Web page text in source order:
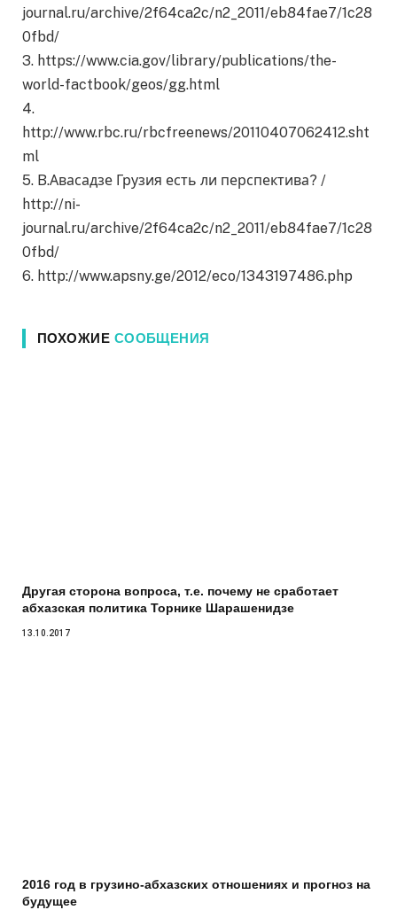
journal.ru/archive/2f64ca2c/n2_2011/eb84fae7/1c28
0fbd/
3. https://www.cia.gov/library/publications/the-
world-factbook/geos/gg.html
4.
http://www.rbc.ru/rbcfreenews/20110407062412.sht
ml
5. B.Авасадзе Грузия есть ли перспектива? /
http://ni-
journal.ru/archive/2f64ca2c/n2_2011/eb84fae7/1c28
0fbd/
6. http://www.apsny.ge/2012/eco/1343197486.php
ПОХОЖИЕ СООБЩЕНИЯ
Другая сторона вопроса, т.е. почему не сработает
абхазская политика Торнике Шарашенидзе
13.10.2017
2016 год в грузино-абхазских отношениях и прогноз на
будущее